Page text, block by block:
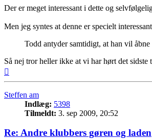
Der er meget interessant i dette og
Men jeg syntes at denne er specielt
Todd antyder samtidigt, at han vil
Så nej tror heller ikke at vi har hørt det sidste
Steffen am
Indlæg: 5398
Tilmeldt: 3. sep 2009, 20:52
Re: Andre klubbers gøren og laden